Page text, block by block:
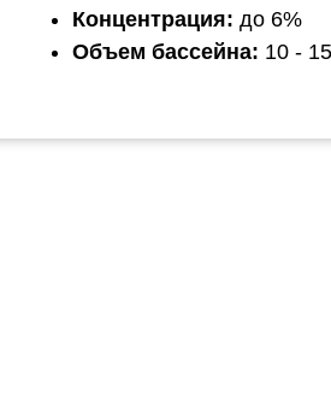
Концентрация: до 6%
Объем бассейна: 10 -